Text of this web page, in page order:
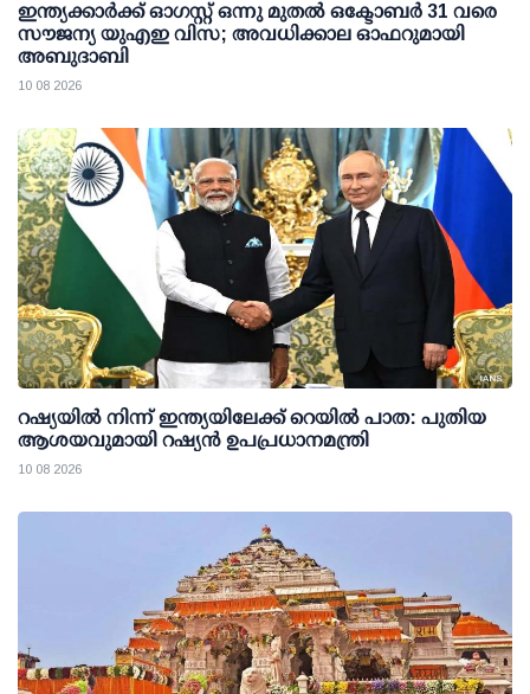
ഇന്ത്യക്കാര്‍ക്ക് ഓഗസ്റ്റ് ഒന്നു മുതല്‍ ഒക്ടോബര്‍ 31 വരെ
സൗജന്യ യുഎഇ വിസ; അവധിക്കാല ഓഫറുമായി
അബുദാബി
10 08 2026
റഷ്യയില്‍ നിന്ന് ഇന്ത്യയിലേക്ക് റെയില്‍ പാത: പുതിയ
ആശയവുമായി റഷ്യന്‍ ഉപപ്രധാനമന്ത്രി
10 08 2026